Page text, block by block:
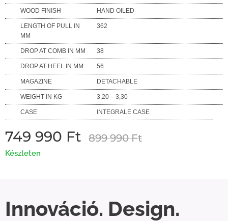
WOOD FINISH HAND OILED
LENGTH OF PULL IN
MM
362
DROP AT COMB IN MM 38
DROP AT HEEL IN MM 56
MAGAZINE DETACHABLE
WEIGHT IN KG 3,20 – 3,30
CASE INTEGRALE CASE
749 990 Ft 899 990Ft
Készleten
Innováció. Design.